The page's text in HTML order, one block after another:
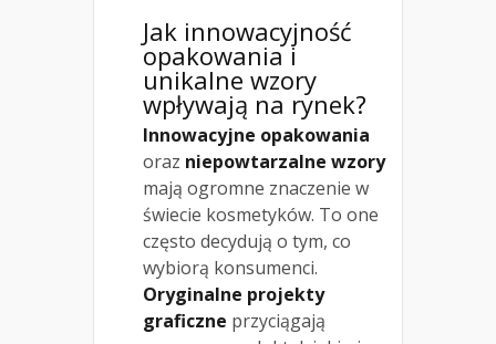
Jak innowacyjność
opakowania i
unikalne wzory
wpływają na rynek?
Innowacyjne opakowania
oraz niepowtarzalne wzory
mają ogromne znaczenie w
świecie kosmetyków. To one
często decydują o tym, co
wybiorą konsumenci.
Oryginalne projekty
graficzne przyciągają